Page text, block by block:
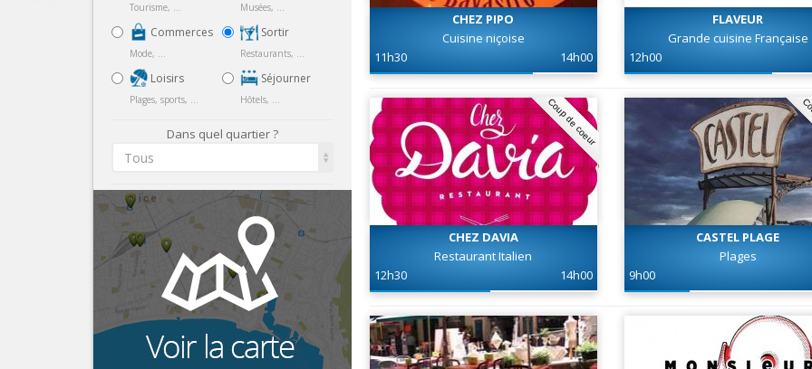
Tourisme, ...
Commerces
Mode, ...
Loisirs
Plages, sports, ...
Musées, ...
Sortir
Restaurants, ...
Séjourner
Hôtels, ...
Dans quel quartier ?
Tous
CHEZ PIPO
Cuisine niçoise
11h30
14h00
FLAVEUR
Grande cuisine Française
12h00
Coup de coeur
CHEZ DAVIA
Restaurant Italien
12h30
14h00
CASTEL PLAGE
Plages
9h00